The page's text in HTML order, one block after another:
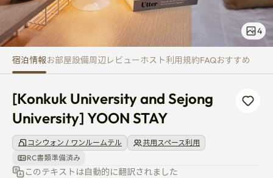
4
宿泊情報お部屋設備周辺 レビューホスト利用規約FAQおすすめ
[Konkuk University and Sejong
University] YOON STAY
コシウォン / ワンルームテル
共用スペース利用
RC書類準備済み
このテキストは自動的に翻訳されました